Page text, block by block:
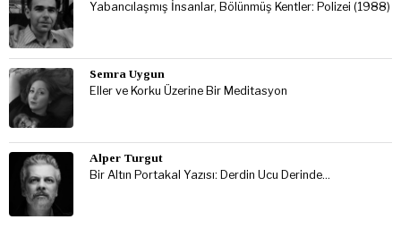
Yabancılaşmış İnsanlar, Bölünmüş Kentler: Polizei (1988)
Semra Uygun
Eller ve Korku Üzerine Bir Meditasyon
Alper Turgut
Bir Altın Portakal Yazısı: Derdin Ucu Derinde…